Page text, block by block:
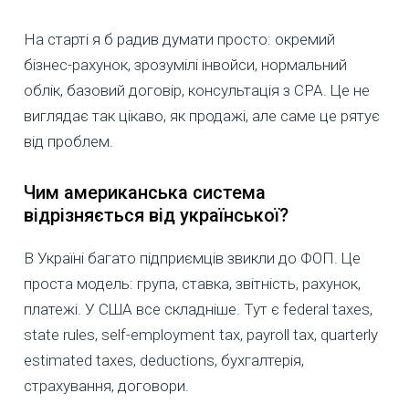
На старті я б радив думати просто: окремий
бізнес-рахунок, зрозумілі інвойси, нормальний
облік, базовий договір, консультація з CPA. Це не
виглядає так цікаво, як продажі, але саме це рятує
від проблем.
Чим американська система
відрізняється від української?
В Україні багато підприємців звикли до ФОП. Це
проста модель: група, ставка, звітність, рахунок,
платежі. У США все складніше. Тут є federal taxes,
state rules, self-employment tax, payroll tax, quarterly
estimated taxes, deductions, бухгалтерія,
страхування, договори.